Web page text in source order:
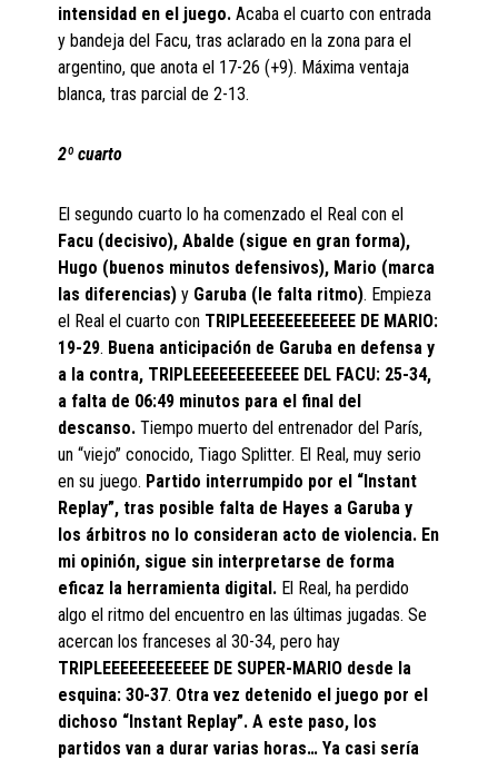
intensidad en el juego. Acaba el cuarto con entrada
y bandeja del Facu, tras aclarado en la zona para el
argentino, que anota el 17-26 (+9). Máxima ventaja
blanca, tras parcial de 2-13.
2º cuarto
El segundo cuarto lo ha comenzado el Real con el
Facu (decisivo), Abalde (sigue en gran forma),
Hugo (buenos minutos defensivos), Mario (marca
las diferencias) y Garuba (le falta ritmo). Empieza
el Real el cuarto con TRIPLEEEEEEEEEEEE DE MARIO:
19-29. Buena anticipación de Garuba en defensa y
a la contra, TRIPLEEEEEEEEEEEE DEL FACU: 25-34,
a falta de 06:49 minutos para el final del
descanso. Tiempo muerto del entrenador del París,
un “viejo” conocido, Tiago Splitter. El Real, muy serio
en su juego. Partido interrumpido por el “Instant
Replay”, tras posible falta de Hayes a Garuba y
los árbitros no lo consideran acto de violencia. En
mi opinión, sigue sin interpretarse de forma
eficaz la herramienta digital. El Real, ha perdido
algo el ritmo del encuentro en las últimas jugadas. Se
acercan los franceses al 30-34, pero hay
TRIPLEEEEEEEEEEEE DE SUPER-MARIO desde la
esquina: 30-37. Otra vez detenido el juego por el
dichoso “Instant Replay”. A este paso, los
partidos van a durar varias horas… Ya casi sería